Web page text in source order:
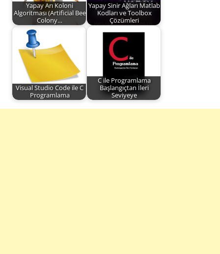
Yapay Arı Koloni
Algoritması (Artificial Bee
Colony…
Yapay Sinir Ağları Matlab
Kodları ve Toolbox
Çözümleri
Visual Studio Code ile C
Programlama
C ile Programlama
Başlangıçtan İleri
Seviyeye